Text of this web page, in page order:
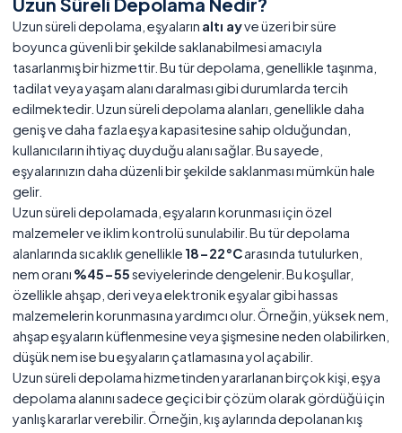
Uzun süreli depolama, eşyaların altı ayve üzeri bir süre
boyunca güvenli bir şekilde saklanabilmesi amacıyla
tasarlanmış bir hizmettir. Bu tür depolama, genellikle taşınma,
tadilat veya yaşam alanı daralması gibi durumlarda tercih
edilmektedir. Uzun süreli depolama alanları, genellikle daha
geniş ve daha fazla eşya kapasitesine sahip olduğundan,
kullanıcıların ihtiyaç duyduğu alanı sağlar. Bu sayede,
eşyalarınızın daha düzenli bir şekilde saklanması mümkün hale
gelir.
Uzun süreli depolamada, eşyaların korunması için özel
malzemeler ve iklim kontrolü sunulabilir. Bu tür depolama
alanlarında sıcaklık genellikle 18-22°Carasında tutulurken,
nem oranı %45-55seviyelerinde dengelenir. Bu koşullar,
özellikle ahşap, deri veya elektronik eşyalar gibi hassas
malzemelerin korunmasına yardımcı olur. Örneğin, yüksek nem,
ahşap eşyaların küflenmesine veya şişmesine neden olabilirken,
düşük nem ise bu eşyaların çatlamasına yol açabilir.
Uzun süreli depolama hizmetinden yararlanan birçok kişi, eşya
depolama alanını sadece geçici bir çözüm olarak gördüğü için
yanlış kararlar verebilir. Örneğin, kış aylarında depolanan kış